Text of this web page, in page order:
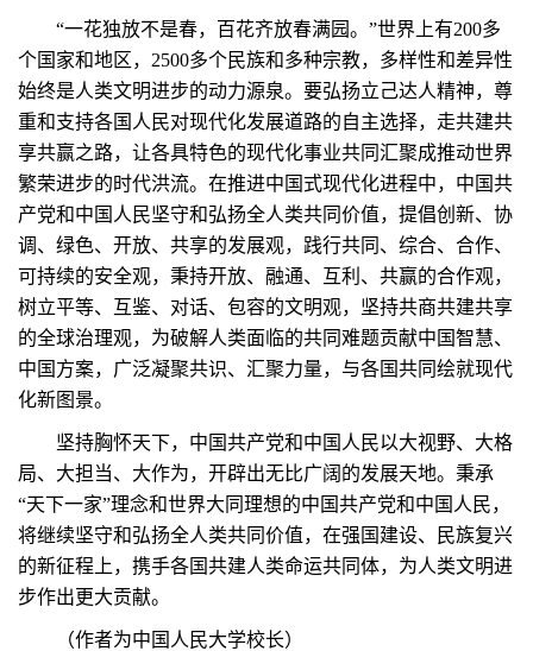
“一花独放不是春，百花齐放春满园。”世界上有200多
个国家和地区，2500多个民族和多种宗教，多样性和差异性
始终是人类文明进步的动力源泉。要弘扬立己达人精神，尊
重和支持各国人民对现代化发展道路的自主选择，走共建共
享共赢之路，让各具特色的现代化事业共同汇聚成推动世界
繁荣进步的时代洪流。在推进中国式现代化进程中，中国共
产党和中国人民坚守和弘扬全人类共同价值，提倡创新、协
调、绿色、开放、共享的发展观，践行共同、综合、合作、
可持续的安全观，秉持开放、融通、互利、共赢的合作观，
树立平等、互鉴、对话、包容的文明观，坚持共商共建共享
的全球治理观，为破解人类面临的共同难题贡献中国智慧、
中国方案，广泛凝聚共识、汇聚力量，与各国共同绘就现代
化新图景。
坚持胸怀天下，中国共产党和中国人民以大视野、大格
局、大担当、大作为，开辟出无比广阔的发展天地。秉承
“天下一家”理念和世界大同理想的中国共产党和中国人民，
将继续坚守和弘扬全人类共同价值，在强国建设、民族复兴
的新征程上，携手各国共建人类命运共同体，为人类文明进
步作出更大贡献。
（作者为中国人民大学校长）